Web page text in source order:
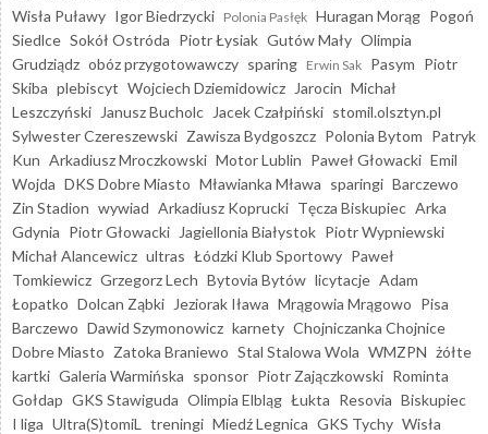
Wisła Puławy Igor Biedrzycki Polonia Pasłęk Huragan Morąg Pogoń
Siedlce Sokół Ostróda Piotr Łysiak Gutów Mały Olimpia
Grudziądz obóz przygotowawczy sparing Erwin Sak Pasym Piotr
Skiba plebiscyt Wojciech Dziemidowicz Jarocin Michał
Leszczyński
Janusz Bucholc Jacek Czałpiński stomil.olsztyn.pl
Sylwester Czereszewski Zawisza Bydgoszcz Polonia Bytom Patryk
Kun Arkadiusz Mroczkowski Motor Lublin Paweł Głowacki Emil
Wojda DKS Dobre Miasto Mławianka Mława sparingi Barczewo
Zin Stadion wywiad Arkadiusz Koprucki Tęcza Biskupiec Arka
Gdynia Piotr Głowacki Jagiellonia Białystok Piotr Wypniewski
Michał Alancewicz ultras Łódzki Klub Sportowy Paweł
Tomkiewicz Grzegorz Lech Bytovia Bytów licytacje Adam
Łopatko Dolcan Ząbki Jeziorak Iława Mrągowia Mrągowo Pisa
Barczewo Dawid Szymonowicz karnety Chojniczanka Chojnice
Dobre Miasto Zatoka Braniewo Stal Stalowa Wola WMZPN żółte
kartki Galeria Warmińska sponsor Piotr Zajączkowski Rominta
Gołdap GKS Stawiguda Olimpia Elbląg Łukta Resovia Biskupiec
I liga Ultra(S)tomiL treningi Miedź Legnica GKS Tychy Wisła